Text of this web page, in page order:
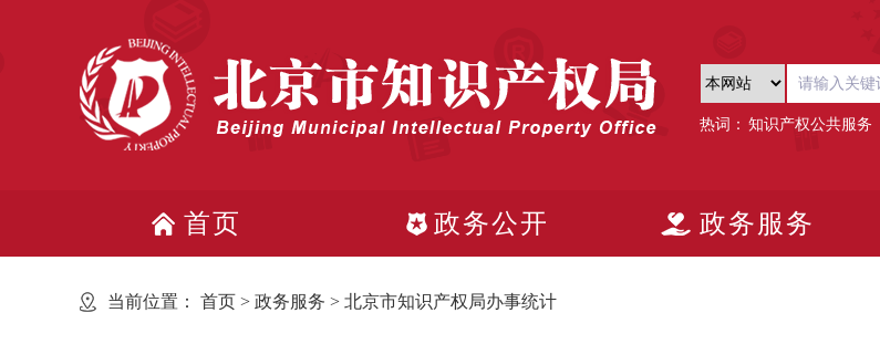
热词： 知识产权公共服务
首页 政务公开 政务服务
当前位置： 首页 > 政务服务 > 北京市知识产权局办事统计